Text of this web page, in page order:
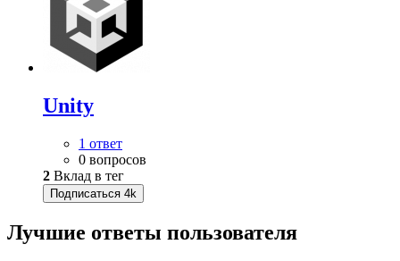
Unity
1 ответ
0 вопросов
2 Вклад в тег
Подписаться 4k
Лучшие ответы пользователя